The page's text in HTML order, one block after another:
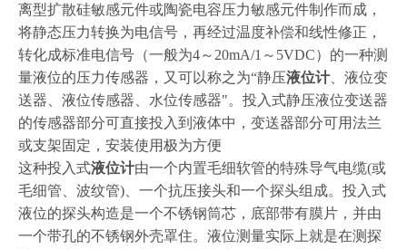
离型扩散硅敏感元件或陶瓷电容压力敏感元件制作而成，
将静态压力转换为电信号，再经过温度补偿和线性修正，
转化成标准电信号（一般为4～20mA/1～5VDC）的一种测
量液位的压力传感器，又可以称之为“静压液位计、液位变
送器、液位传感器、水位传感器"。投入式静压液位变送器
的传感器部分可直接投入到液体中，变送器部分可用法兰
或支架固定，安装使用极为方便
这种投入式液位计由一个内置毛细软管的特殊导气电缆(或
毛细管、波纹管)、一个抗压接头和一个探头组成。投入式
液位的探头构造是一个不锈钢筒芯，底部带有膜片，并由
一个带孔的不锈钢外壳罩住。液位测量实际上就是在测探